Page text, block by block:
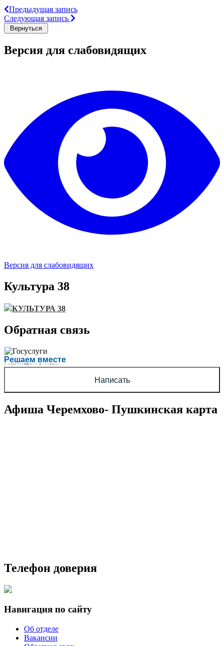
Предыдущая запись
Следующая запись
Версия для слабовидящих
Версия для слабовидящих
Культура 38
КУЛЬТУРА 38
Обратная связь
Решаем вместе
Есть вопрос?
Напишите нам
Написать
Афиша Черемхово- Пушкинская карта
Телефон доверия
Навигация по сайту
Об отделе
Вакансии